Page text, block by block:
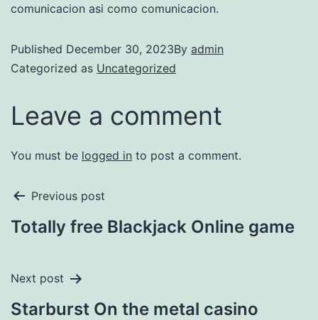
comunicacion asi­ como comunicacion.
Published December 30, 2023By admin
Categorized as Uncategorized
Leave a comment
You must be logged in to post a comment.
Previous post
Totally free Blackjack Online game
Next post
Starburst On the metal casino